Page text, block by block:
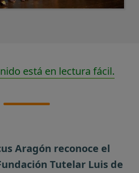
está en lectura fácil.
Aragón reconoce el
Tutelar Luis de